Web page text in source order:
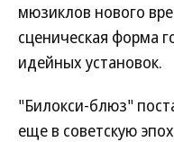
мюзиклов нового
сценическая форма
идейных установок.
"Билокси-блюз"
еще в советскую